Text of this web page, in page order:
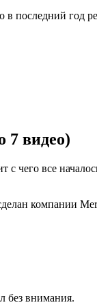
в последний год
7 видео)
все
компании
без внимания.